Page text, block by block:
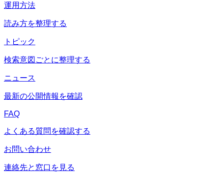
運用方法
読み方を整理する
トピック
検索意図ごとに整理する
ニュース
最新の公開情報を確認
FAQ
よくある質問を確認する
お問い合わせ
連絡先と窓口を見る